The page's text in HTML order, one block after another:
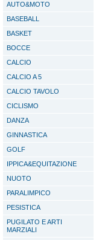
AUTO&MOTO
BASEBALL
BASKET
BOCCE
CALCIO
CALCIO A 5
CALCIO TAVOLO
CICLISMO
DANZA
GINNASTICA
GOLF
IPPICA&EQUITAZIONE
NUOTO
PARALIMPICO
PESISTICA
PUGILATO E ARTI
MARZIALI